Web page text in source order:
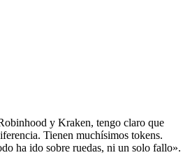
y Kraken, tengo claro que
Tienen muchísimos tokens.
ha ido sobre ruedas, ni un solo fallo».